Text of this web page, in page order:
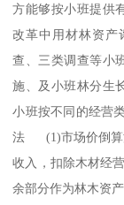
方能够按小班提供
改革中用材林资产
查、三类调查等小
施、及小班林分生
小班按不同的经营
法 (1)市场价倒算
收入，扣除木材经
余部分作为林木资